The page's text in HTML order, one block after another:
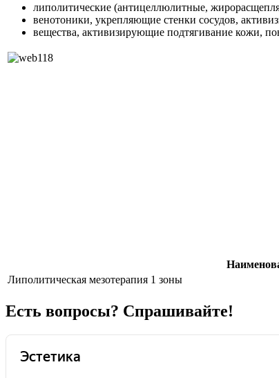
липолитические (антицеллюлитные,
венотоники, укрепляющие стенки сосудов,
вещества, активизирующие подтягивание кожи,
Липолитическая мезотерапия 1 зоны
Есть вопросы? Спрашивайте!